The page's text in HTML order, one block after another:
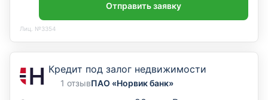
Отправить заявку
Лиц. №3354
Кредит под залог недвижимости
1 отзывПАО «Норвик банк»